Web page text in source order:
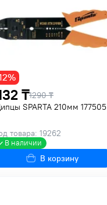
₸1290 ₸
SPARTA 210мм 177505
товара: 19262
В наличии
В корзину